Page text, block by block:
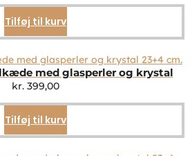
Tilføj til kurv
med glasperler og krystal
kr.399,00
Tilføj til kurv